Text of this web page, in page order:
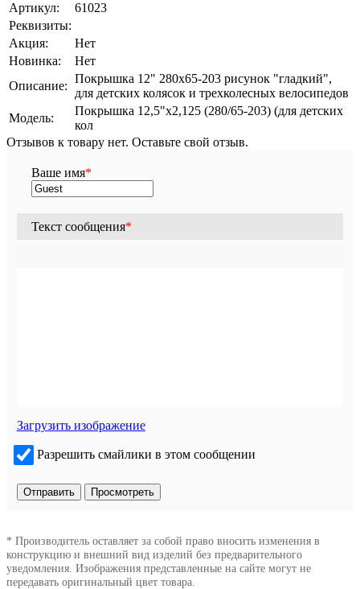
Артикул:
61023
Реквизиты:
Акция:
Нет
Новинка:
Нет
Описание:
Покрышка 12" 280х65-203 рисунок "гладкий",
для детских колясок и трехколесных велосипедов
Модель:
Покрышка 12,5"х2,125 (280/65-203) (для детских
кол
Отзывов к товару нет. Оставьте свой отзыв.
Ваше имя*
Текст сообщения*
Загрузить изображение
Разрешить смайлики в этом сообщении
* Производитель оставляет за собой право вносить изменения в
конструкцию и внешний вид изделий без предварительного
уведомления. Изображения представленные на сайте могут не
передавать оригинальный цвет товара.